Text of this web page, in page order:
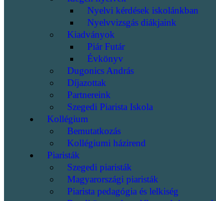
Nyelvi kérdések iskolánkban
Nyelvvizsgás diákjaink
Kiadványok
Piár Futár
Évkönyv
Dugonics András
Díjazottak
Partnereink
Szegedi Piarista Iskola
Kollégium
Bemutatkozás
Kollégiumi házirend
Piaristák
Szegedi piaristák
Magyarországi piaristák
Piarista pedagógia és lelkiség